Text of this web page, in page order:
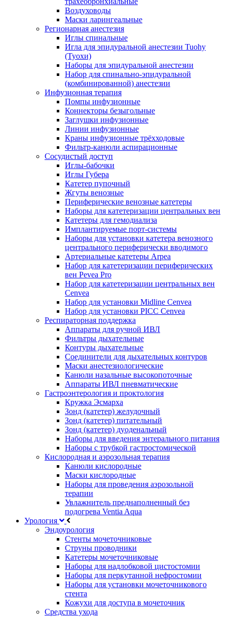
Воздуховоды
Маски ларингеальные
Регионарная анестезия
Иглы спинальные
Игла для эпидуральной анестезии Tuohy
(Туохи)
Наборы для эпидуральной анестезии
Набор для спинально-эпидуральной
(комбинированной) анестезии
Инфузионная терапия
Помпы инфузионные
Коннекторы безыгольные
Заглушки инфузионные
Линии инфузионные
Краны инфузионные трёхходовые
Фильтр-канюли аспирационные
Сосудистый доступ
Иглы-бабочки
Иглы Губера
Катетер пупочный
Жгуты венозные
Периферические венозные катетеры
Наборы для катетеризации центральных вен
Катетеры для гемодиализа
Имплантируемые порт‑системы
Наборы для установки катетера венозного
центрального периферически вводимого
Артериальные катетеры Arpea
Набор для катетеризации периферических
вен Pevea Pro
Набор для катетеризации центральных вен
Cenvea
Набор для установки Midline Cenvea
Набор для установки PICC Cenvea
Респираторная поддержка
Аппараты для ручной ИВЛ
Фильтры дыхательные
Контуры дыхательные
Соединители для дыхательных контуров
Маски анестезиологические
Канюли назальные высокопоточные
Аппараты ИВЛ пневматические
Гастроэнтерология и проктология
Кружка Эсмарха
Зонд (катетер) желудочный
Зонд (катетер) питательный
Зонд (катетер) дуоденальный
Наборы для введения энтерального питания
Наборы с трубкой гастростомической
Кислородная и аэрозольная терапия
Канюли кислородные
Маски кислородные
Наборы для проведения аэрозольной
терапии
Увлажнитель преднаполненный без
подогрева Ventia Aqua
Урология
Эндоурология
Стенты мочеточниковые
Струны проводники
Катетеры мочеточниковые
Наборы для надлобковой цистостомии
Наборы для перкутанной нефростомии
Наборы для установки мочеточникового
стента
Кожухи для доступа в мочеточник
Средства ухода